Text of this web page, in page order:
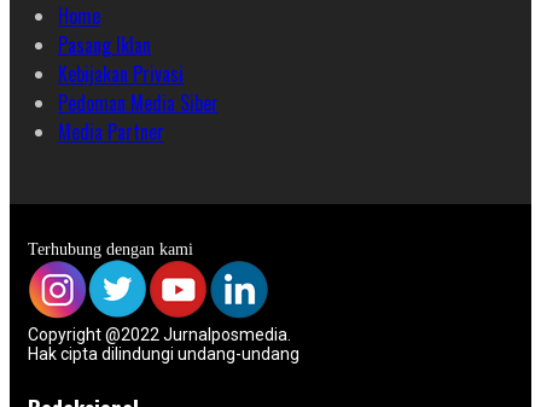
Home
Pasang Iklan
Kebijakan Privasi
Pedoman Media Siber
Media Partner
Terhubung dengan kami
Copyright @2022 Jurnalposmedia.
Hak cipta dilindungi undang-undang